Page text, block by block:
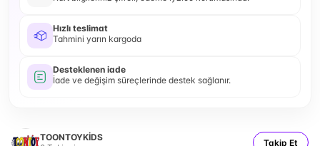
Hızlı teslimat
Tahmini yarın kargoda
Desteklenen iade
İade ve değişim süreçlerinde destek sağlanır.
TOONTOYKİDS
Takip Et